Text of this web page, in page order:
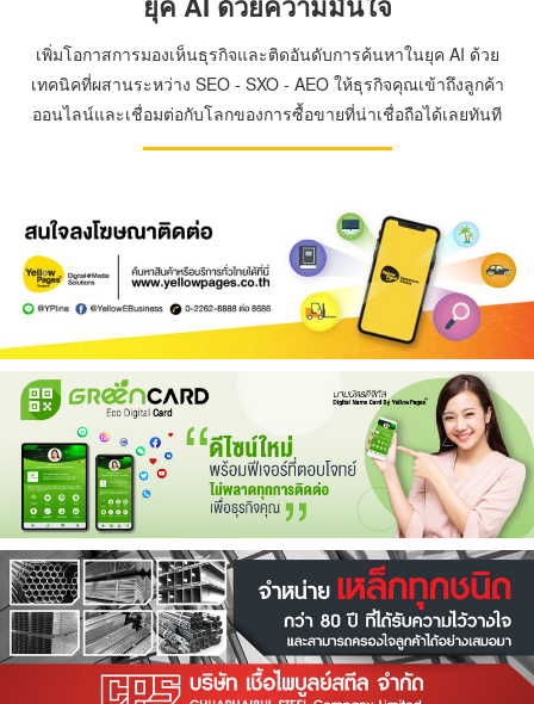
เพิ่มโอกาสการมองเห็นธุรกิจและติดอันดับการค้นหาในยุค AI ด้วย
เทคนิคที่ผสานระหว่าง SEO - SXO - AEO ให้ธุรกิจคุณเข้าถึงลูกค้า
ออนไลน์และเชื่อมต่อกับโลกของการซื้อขายที่น่าเชื่อถือได้เลยทันที